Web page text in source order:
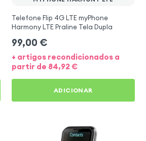
Telefone Flip 4G LTE myPhone
Harmony LTE Praline Tela Dupla
99,00 €
+ artigos recondicionados a
partir de 84,92€
ADICIONAR